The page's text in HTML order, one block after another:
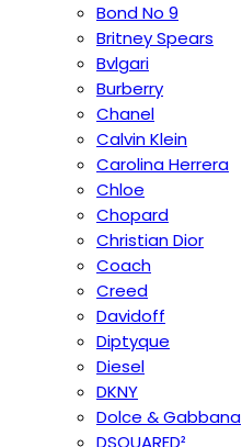
Bond No 9
Britney Spears
Bvlgari
Burberry
Chanel
Calvin Klein
Carolina Herrera
Chloe
Chopard
Christian Dior
Coach
Creed
Davidoff
Diptyque
Diesel
DKNY
Dolce & Gabbana
DSQUARED²